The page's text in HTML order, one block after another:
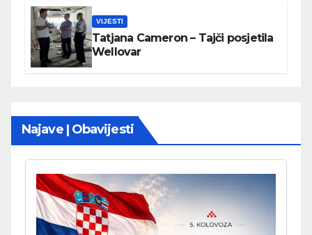
VIJESTI
Tatjana Cameron – Tajči posjetila
Wellovar
Najave | Obavijesti